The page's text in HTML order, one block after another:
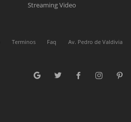
Streaming Video
Terminos Faq
Av. Pedro de Valdivia